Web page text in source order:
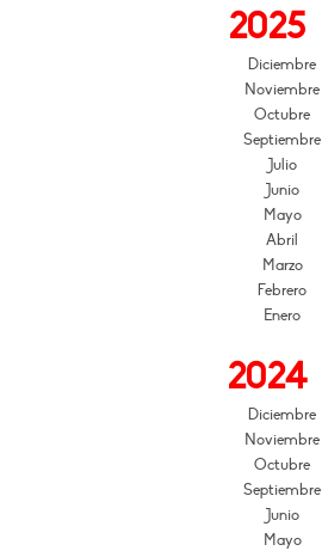
2025
Diciembre
Noviembre
Octubre
Septiembre
Julio
Junio
Mayo
Abril
Marzo
Febrero
Enero
2024
Diciembre
Noviembre
Octubre
Septiembre
Junio
Mayo